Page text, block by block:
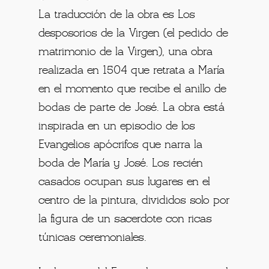
La traducción de la obra es Los
desposorios de la Virgen (el pedido de
matrimonio de la Virgen), una obra
realizada en 1504 que retrata a María
en el momento que recibe el anillo de
bodas de parte de José. La obra está
inspirada en un episodio de los
Evangelios apócrifos que narra la
boda de María y José. Los recién
casados ​​ocupan sus lugares en el
centro de la pintura, divididos solo por
la figura de un sacerdote con ricas
túnicas ceremoniales.